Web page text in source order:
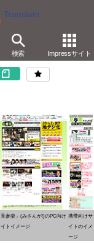
Translate
検索 Impressサイト
ト
見参楽」(みさんが!)のPC向け
トイメージ
携帯向けサ
イトのイメ
ージ